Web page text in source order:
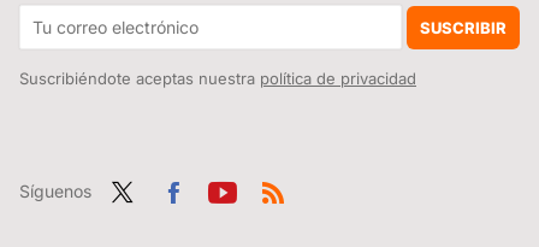
SUSCRIBIR
Suscribiéndote aceptas nuestra política de privacidad
Síguenos